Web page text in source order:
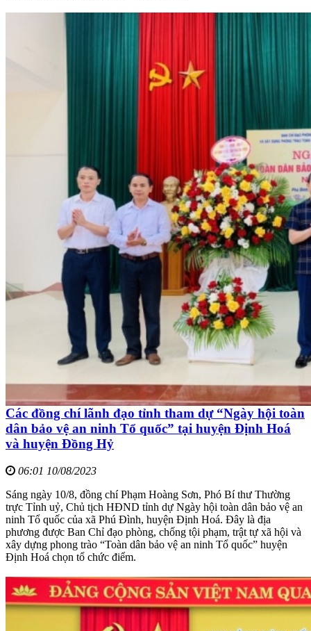
Các đồng chí lãnh đạo tỉnh tham dự “Ngày hội toàn
dân bảo vệ an ninh Tổ quốc” tại huyện Định Hoá
và huyện Đồng Hỷ
06:01 10/08/2023
Sáng ngày 10/8, đồng chí Phạm Hoàng Sơn, Phó Bí thư Thường
trực Tỉnh uỷ, Chủ tịch HĐND tỉnh dự Ngày hội toàn dân bảo vệ an
ninh Tổ quốc của xã Phú Đình, huyện Định Hoá. Đây là địa
phương được Ban Chỉ đạo phòng, chống tội phạm, trật tự xã hội và
xây dựng phong trào “Toàn dân bảo vệ an ninh Tổ quốc” huyện
Định Hoá chọn tổ chức điểm.